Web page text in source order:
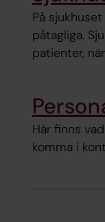
På
påtagliga.
patienter,
Här finns
komma i